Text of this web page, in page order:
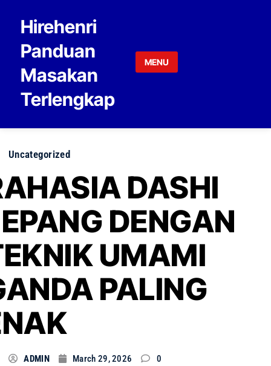
Hirehenri
Panduan
Masakan
Terlengkap
MENU
Uncategorized
DASHI
DENGAN
UMAMI
PALING
ADMIN March 29, 2026 0